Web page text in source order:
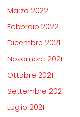
Marzo 2022
Febbraio 2022
Dicembre 2021
Novembre 2021
Ottobre 2021
Settembre 2021
Luglio 2021